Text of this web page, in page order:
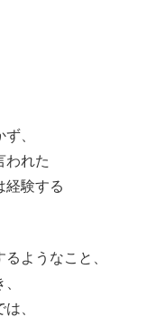
、
われた
経験する
ようなこと、
、